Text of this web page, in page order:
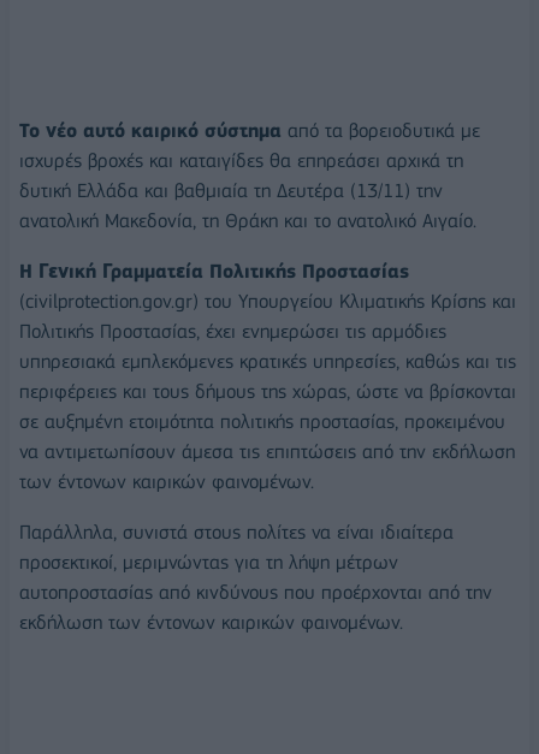
Το νέο αυτό καιρικό σύστημα από τα βορειοδυτικά με
ισχυρές βροχές και καταιγίδες θα επηρεάσει αρχικά τη
δυτική Ελλάδα και βαθμιαία τη Δευτέρα (13/11) την
ανατολική Μακεδονία, τη Θράκη και το ανατολικό Αιγαίο.
Η Γενική Γραμματεία Πολιτικής Προστασίας
(civilprotection.gov.gr) του Υπουργείου Κλιματικής Κρίσης και
Πολιτικής Προστασίας, έχει ενημερώσει τις αρμόδιες
υπηρεσιακά εμπλεκόμενες κρατικές υπηρεσίες, καθώς και τις
περιφέρειες και τους δήμους της χώρας, ώστε να βρίσκονται
σε αυξημένη ετοιμότητα πολιτικής προστασίας, προκειμένου
να αντιμετωπίσουν άμεσα τις επιπτώσεις από την εκδήλωση
των έντονων καιρικών φαινομένων.
Παράλληλα, συνιστά στους πολίτες να είναι ιδιαίτερα
προσεκτικοί, μεριμνώντας για τη λήψη μέτρων
αυτοπροστασίας από κινδύνους που προέρχονται από την
εκδήλωση των έντονων καιρικών φαινομένων.